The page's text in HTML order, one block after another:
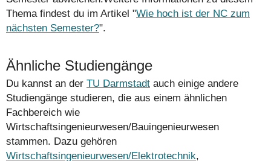
Thema findest du im Artikel "Wie hoch ist der NC zum
nächsten Semester?".
Ähnliche Studiengänge
Du kannst an der TU Darmstadt auch einige andere
Studiengänge studieren, die aus einem ähnlichen
Fachbereich wie
Wirtschaftsingenieurwesen/Bauingenieurwesen
stammen. Dazu gehören
Wirtschaftsingenieurwesen/Elektrotechnik,